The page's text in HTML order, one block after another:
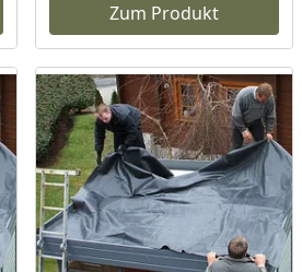
Zum Produkt